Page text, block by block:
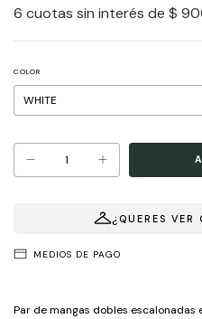
6 cuotas sin interés de $
COLOR
¿QUERES VER
MEDIOS DE PAGO
Par de mangas dobles